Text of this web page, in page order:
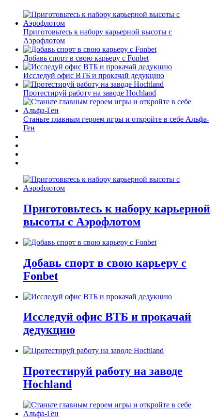
Приготовьтесь к набору карьерной высоты с
Аэрофлотом
Добавь спорт в свою карьеру с Fonbet
Исследуй офис ВТБ и прокачай дедукцию
Протестируй работу на заводе Hochland
Станьте главным героем игры и откройте в себе Альфа-
Ген
Приготовьтесь к набору карьерной
высоты с Аэрофлотом
Добавь спорт в свою карьеру с
Fonbet
Исследуй офис ВТБ и прокачай
дедукцию
Протестируй работу на заводе
Hochland